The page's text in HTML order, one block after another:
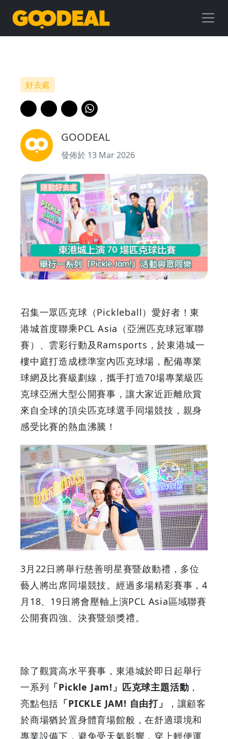
運
動
「Pickle
Jam!」
好去處
GOODEAL
發佈於 13 Mar 2026
召集一眾匹克球（Pickleball）愛好者！東
港城首度聯乘PCL Asia（亞洲匹克球冠軍聯
賽）、雲彩行動及Ramsports，於東港城一
樓中庭打造成標準室內匹克球場，配備專業
球網及比賽級劃線，攜手打造70場專業級匹
克球亞洲大型公開賽事，讓大家近距離欣賞
來自全球的頂尖匹克球選手同場競技，親身
感受比賽的熱血沸騰！
3月22日將舉行慈善明星賽暨啟動禮，多位
藝人將出席同場競技。經過多場精彩賽事，4
月18、19日將會壓軸上演PCL Asia區域聯賽
公開賽四強、決賽暨頒獎禮。
除了觀賞高水平賽事，東港城於即日起舉行
一系列 「Pickle Jam!」匹克球主題活動 ，
亮點包括 「PICKLE JAM! 自由打」
，讓顧客
於商場猶於置身體育場館般，在舒適環境和
專業設備下，避免受天氣影響，穿上輕便運